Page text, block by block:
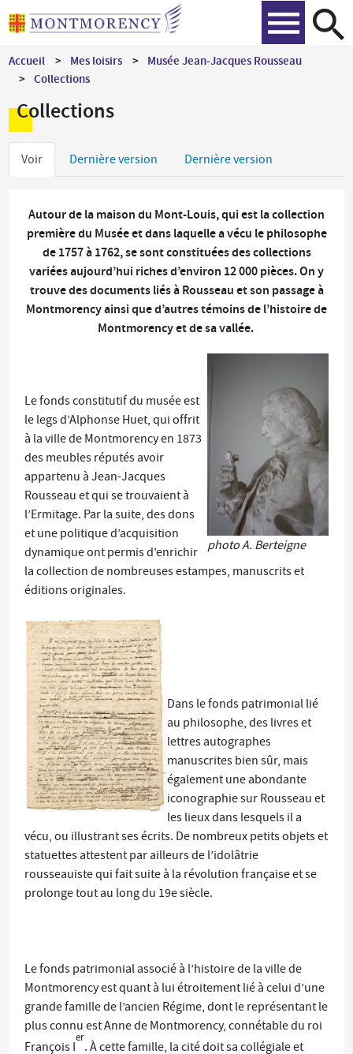
Aller
au
principal
Accueil Mes loisirs
Musée Jean-Jacques Rousseau
Collections
Collections
Onglets
Voir Dernière version Dernière version
Autour de la maison du Mont-Louis, qui est la collection
première du Musée et dans laquelle a vécu le philosophe
de 1757 à 1762, se sont constituées des collections
variées aujourd’hui riches d’environ 12 000 pièces. On y
trouve des documents liés à Rousseau et son passage à
Montmorency ainsi que d’autres témoins de l’histoire de
Montmorency et de sa vallée.
photo A. Berteigne
Le fonds constitutif du musée est
le legs d’Alphonse Huet, qui offrit
à la ville de Montmorency en 1873
des meubles réputés avoir
appartenu à Jean-Jacques
Rousseau et qui se trouvaient à
l’Ermitage. Par la suite, des dons
et une politique d’acquisition
dynamique ont permis d’enrichir
la collection de nombreuses estampes, manuscrits et
éditions originales.
Dans le fonds patrimonial lié
au philosophe, des livres et
lettres autographes
manuscrites bien sûr, mais
également une abondante
iconographie sur Rousseau et
les lieux dans lesquels il a
vécu, ou illustrant ses écrits. De nombreux petits objets et
statuettes attestent par ailleurs de l’idolâtrie
rousseauiste qui fait suite à la révolution française et se
prolonge tout au long du 19e siècle.
Le fonds patrimonial associé à l’histoire de la ville de
Montmorency est quant à lui étroitement lié à celui d’une
grande famille de l’ancien Régime, dont le représentant le
plus connu est Anne de Montmorency, connétable du roi
François I
er
. À cette famille, la cité doit sa collégiale et